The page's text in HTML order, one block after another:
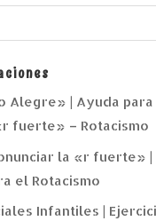
Alegre» | Ayuda para
fuerte» – Rotacismo
la «r fuerte» |
el Rotacismo
Infantiles |